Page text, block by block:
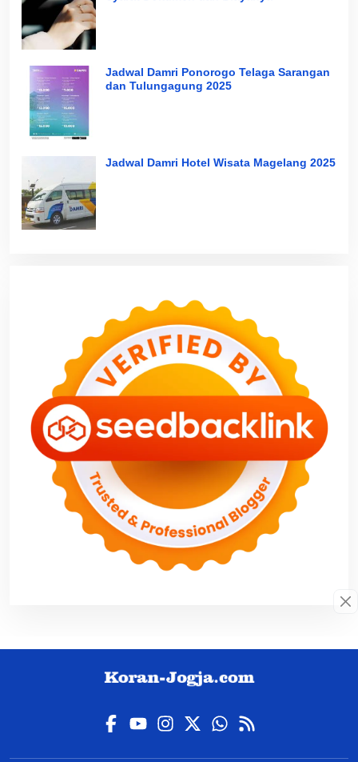
Jadwal Damri Ponorogo Telaga Sarangan
dan Tulungagung 2025
Jadwal Damri Hotel Wisata Magelang 2025